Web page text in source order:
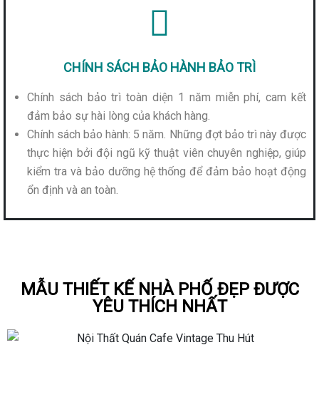
CHÍNH SÁCH BẢO HÀNH BẢO TRÌ
Chính sách bảo trì toàn diện 1 năm miễn phí, cam kết
đảm bảo sự hài lòng của khách hàng.
Chính sách bảo hành: 5 năm. Những đợt bảo trì này được
thực hiện bởi đội ngũ kỹ thuật viên chuyên nghiệp, giúp
kiểm tra và bảo dưỡng hệ thống để đảm bảo hoạt động
ổn định và an toàn.
MẪU THIẾT KẾ NHÀ PHỐ ĐẸP ĐƯỢC
YÊU THÍCH NHẤT